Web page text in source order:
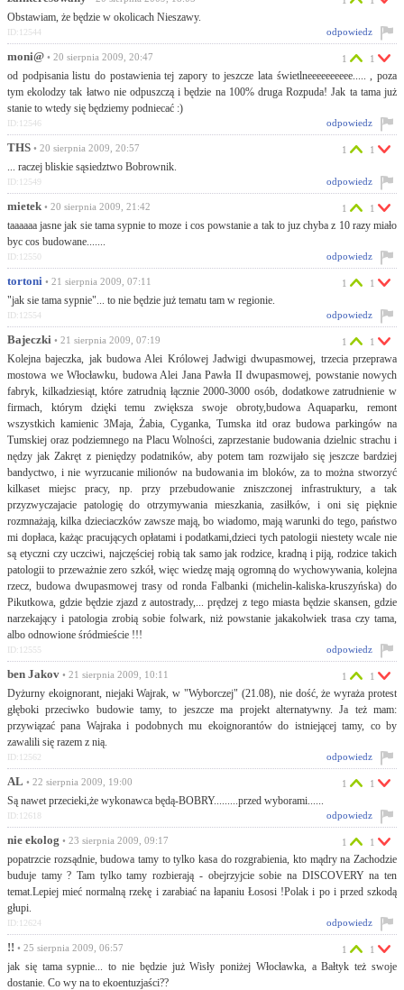
Obstawiam, że będzie w okolicach Nieszawy.
odpowiedz
ID:12544
moni@ • 20 sierpnia 2009, 20:47
od podpisania listu do postawienia tej zapory to jeszcze lata świetlneeeeeeeeee..... , poza
tym ekolodzy tak łatwo nie odpuszczą i będzie na 100% druga Rozpuda! Jak ta tama już
stanie to wtedy się będziemy podniecać :)
1 1
odpowiedz
ID:12546
THS • 20 sierpnia 2009, 20:57
... raczej bliskie sąsiedztwo Bobrownik.
1 1
odpowiedz
ID:12549
mietek • 20 sierpnia 2009, 21:42
taaaaaa jasne jak sie tama sypnie to moze i cos powstanie a tak to juz chyba z 10 razy miało
byc cos budowane.......
1 1
odpowiedz
ID:12550
tortoni • 21 sierpnia 2009, 07:11
"jak sie tama sypnie"... to nie będzie już tematu tam w regionie.
1 1
odpowiedz
ID:12554
Bajeczki • 21 sierpnia 2009, 07:19
Kolejna bajeczka, jak budowa Alei Królowej Jadwigi dwupasmowej, trzecia przeprawa
mostowa we Włocławku, budowa Alei Jana Pawła II dwupasmowej, powstanie nowych
fabryk, kilkadziesiąt, które zatrudnią łącznie 2000-3000 osób, dodatkowe zatrudnienie w
firmach, którym dzięki temu zwiększa swoje obroty,budowa Aquaparku, remont
wszystkich kamienic 3Maja, Żabia, Cyganka, Tumska itd oraz budowa parkingów na
Tumskiej oraz podziemnego na Placu Wolności, zaprzestanie budowania dzielnic strachu i
nędzy jak Zakręt z pieniędzy podatników, aby potem tam rozwijało się jeszcze bardziej
bandyctwo, i nie wyrzucanie milionów na budowania im bloków, za to można stworzyć
kilkaset miejsc pracy, np. przy przebudowanie zniszczonej infrastruktury, a tak
przyzwyczajacie patologię do otrzymywania mieszkania, zasiłków, i oni się pięknie
rozmnażają, kilka dzieciaczków zawsze mają, bo wiadomo, mają warunki do tego, państwo
mi dopłaca, każąc pracujących opłatami i podatkami,dzieci tych patologii niestety wcale nie
są etyczni czy uczciwi, najczęściej robią tak samo jak rodzice, kradną i piją, rodzice takich
patologii to przeważnie zero szkół, więc wiedzę mają ogromną do wychowywania, kolejna
rzecz, budowa dwupasmowej trasy od ronda Falbanki (michelin-kaliska-kruszyńska) do
Pikutkowa, gdzie będzie zjazd z autostrady,... prędzej z tego miasta będzie skansen, gdzie
narzekający i patologia zrobią sobie folwark, niż powstanie jakakolwiek trasa czy tama,
albo odnowione śródmieście !!!
1 1
odpowiedz
ID:12555
ben Jakov • 21 sierpnia 2009, 10:11
Dyżurny ekoignorant, niejaki Wajrak, w "Wyborczej" (21.08), nie dość, że wyraża protest
głęboki przeciwko budowie tamy, to jeszcze ma projekt alternatywny. Ja też mam:
przywiązać pana Wajraka i podobnych mu ekoignorantów do istniejącej tamy, co by
zawalili się razem z nią.
1 1
odpowiedz
ID:12562
AL • 22 sierpnia 2009, 19:00
Są nawet przecieki,że wykonawca będą-BOBRY.........przed wyborami......
1 1
odpowiedz
ID:12618
nie ekolog • 23 sierpnia 2009, 09:17
popatrzcie rozsądnie, budowa tamy to tylko kasa do rozgrabienia, kto mądry na Zachodzie
buduje tamy ? Tam tylko tamy rozbierają - obejrzyjcie sobie na DISCOVERY na ten
temat.Lepiej mieć normalną rzekę i zarabiać na łapaniu Łososi !Polak i po i przed szkodą
głupi.
1 1
odpowiedz
ID:12624
!! • 25 sierpnia 2009, 06:57
jak się tama sypnie... to nie będzie już Wisły poniżej Włocławka, a Bałtyk też swoje
dostanie. Co wy na to ekoentuzjaści??
1 1